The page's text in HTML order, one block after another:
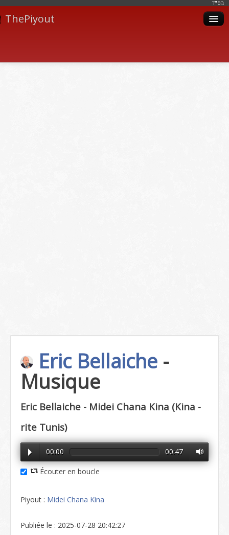
בּס"ד
ThePiyout
Eric Bellaiche -
Musique
Eric Bellaiche - Midei Chana Kina (Kina -
rite Tunis)
00:00 00:47
Écouter en boucle
Piyout : Midei Chana Kina
Publiée le : 2025-07-28 20:42:27